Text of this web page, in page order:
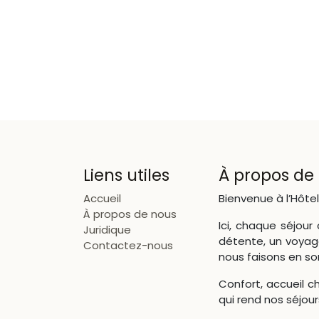
Liens utiles
Accueil
À propos de nous
Juridique
Contactez-nous
À propos de
Bienvenue à
Ici, chaque
détente, un
nous faisons en
Confort, accueil
qui rend nos